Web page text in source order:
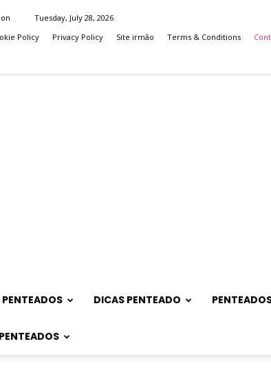
Tuesday, July 28, 2026
Policy Privacy Policy Site irmão Terms & Conditions
PENTEADOS DICAS PENTEADO